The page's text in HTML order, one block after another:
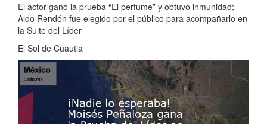
El actor ganó la prueba “El perfume” y obtuvo inmunidad;
Aldo Rendón fue elegido por el público para acompañarlo en
la Suite del Líder
El Sol de Cuautla